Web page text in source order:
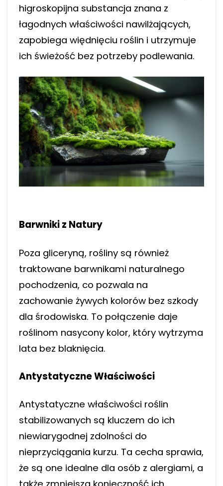
higroskopijna substancja znana z
łagodnych właściwości nawilżających,
zapobiega więdnięciu roślin i utrzymuje
ich świeżość bez potrzeby podlewania.
Barwniki z Natury
Poza gliceryną, rośliny są również
traktowane barwnikami naturalnego
pochodzenia, co pozwala na
zachowanie żywych kolorów bez szkody
dla środowiska. To połączenie daje
roślinom nasycony kolor, który wytrzyma
lata bez blaknięcia.
Antystatyczne Właściwości
Antystatyczne właściwości roślin
stabilizowanych są kluczem do ich
niewiarygodnej zdolności do
nieprzyciągania kurzu. Ta cecha sprawia,
że są one idealne dla osób z alergiami, a